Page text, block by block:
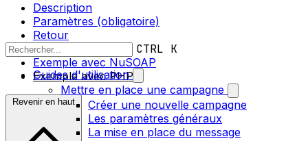
CTRL K
Guides d'utilisation
Mettre en place une campagne
Créer une nouvelle campagne
Les paramètres généraux
La mise en place du message
Description
Paramètres (obligatoire)
Retour
Messages d’erreur
Exemple avec NuSOAP
Exemple avec PHP5
Revenir en haut